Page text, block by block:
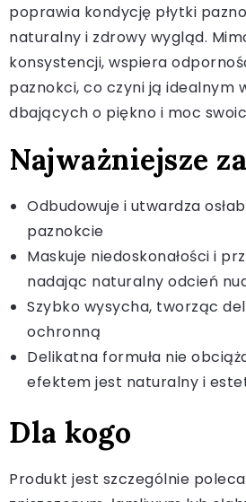
poprawia kondycję płytki
naturalny i zdrowy wygląd.
konsystencji, wspiera
paznokci, co czyni ją idealnym
dbających o piękno i moc
Najważniejsze
Odbudowuje i utwardza
paznokcie
Maskuje niedoskonałości i
nadając naturalny odcień
Szybko wysycha, tworząc
ochronną
Delikatna formuła nie
efektem jest naturalny i
Dla kogo
Produkt jest szczególnie